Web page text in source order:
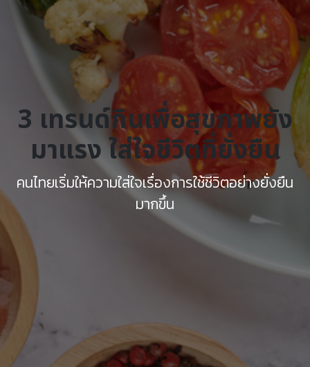
3 เทรนด์กินเพื่อสุขภาพยัง
มาแรง ใส่ใจชีวิตที่ยั่งยืน
คนไทยเริ่มให้ความใส่ใจเรื่องการใช้ชีวิตอย่างยั่งยืน
มากขึ้น